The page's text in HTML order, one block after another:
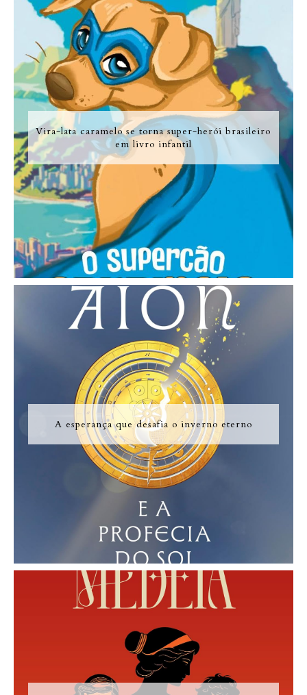
Vira-lata caramelo se torna super-herói brasileiro
em livro infantil
A esperança que desafia o inverno eterno